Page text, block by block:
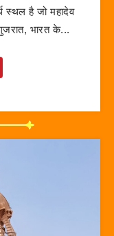
स्थल है जो महादेव
भारत के...